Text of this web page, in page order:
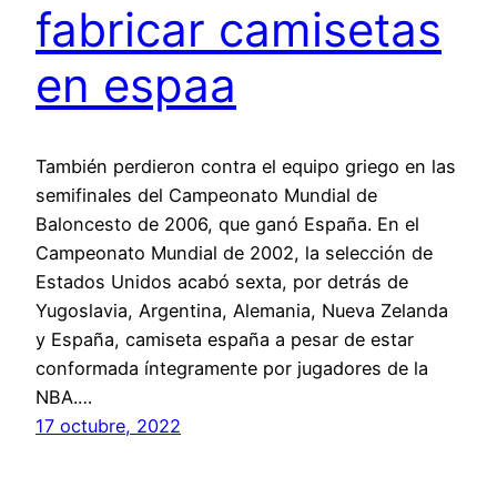
fabricar camisetas
en espaa
También perdieron contra el equipo griego en las
semifinales del Campeonato Mundial de
Baloncesto de 2006, que ganó España. En el
Campeonato Mundial de 2002, la selección de
Estados Unidos acabó sexta, por detrás de
Yugoslavia, Argentina, Alemania, Nueva Zelanda
y España, camiseta españa a pesar de estar
conformada íntegramente por jugadores de la
NBA.…
17 octubre, 2022